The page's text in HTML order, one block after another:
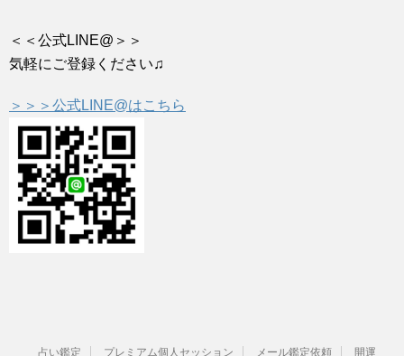
＜＜公式LINE@＞＞
気軽にご登録ください♫
＞＞＞公式LINE@はこちら
占い鑑定 プレミアム個人セッション メール鑑定依頼 開運